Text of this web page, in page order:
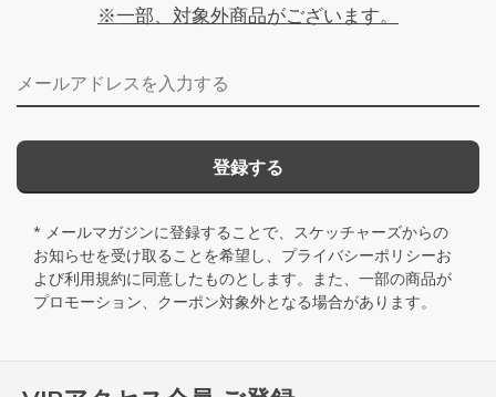
※一部、対象外商品がございます。
メールアドレス
登録する
* メールマガジンに登録することで、スケッチャーズからの
お知らせを受け取ることを希望し、 プライバシーポリシーお
よび利用規約に同意したものとします。また、一部の商品が
プロモーション、クーポン対象外となる場合があります。